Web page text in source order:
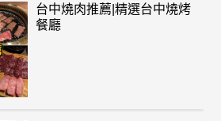
台中燒肉推薦|精選台中燒烤
餐廳